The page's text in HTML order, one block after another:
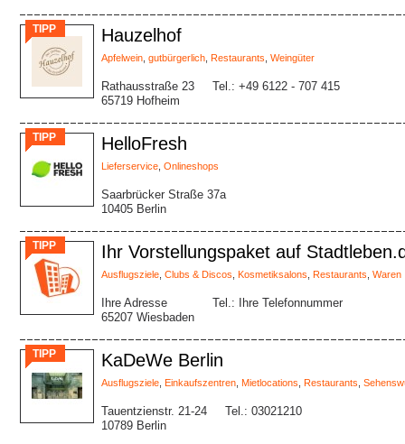
TIPP Hauzelhof
Apfelwein gutbürgerlich Restaurants Weingüter
Rathausstraße 23
65719 Hofheim
Tel.: +49 6122 - 707 415
TIPP HelloFresh
Lieferservice Onlineshops
Saarbrücker Straße 37a
10405 Berlin
TIPP Ihr Vorstellungspaket auf
Ausflugsziele Clubs & Discos Kosmetiksalons Restaurants Waren
Ihre Adresse
65207 Wiesbaden
Tel.: Ihre Telefonnummer
TIPP KaDeWe Berlin
Ausflugsziele Einkaufszentren Mietlocations Restaurants
Tauentzienstr. 21-24
10789 Berlin
Tel.: 03021210